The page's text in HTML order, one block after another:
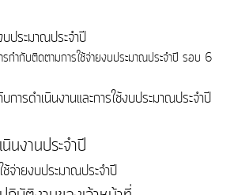
ประมาณประจำปี
รกำกับติดตามการใช้จ่ายงบประมาณประจำปี รอบ 6
การดำเนินงานและการใช้งบประมาณประจำปี
นงานประจำปี
จ่ายงบประมาณประจำปี